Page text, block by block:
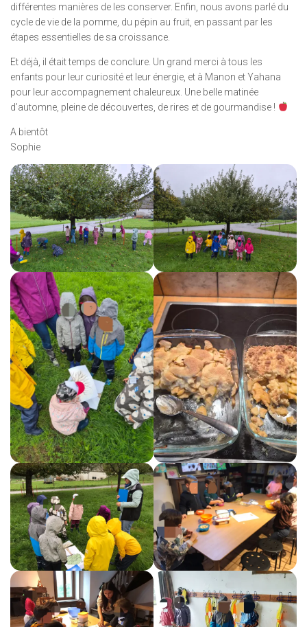
différentes manières de les conserver. Enfin, nous avons parlé du
cycle de vie de la pomme, du pépin au fruit, en passant par les
étapes essentielles de sa croissance.
Et déjà, il était temps de conclure. Un grand merci à tous les
enfants pour leur curiosité et leur énergie, et à Manon et Yahana
pour leur accompagnement chaleureux. Une belle matinée
d’automne, pleine de découvertes, de rires et de gourmandise !
A bientôt
Sophie